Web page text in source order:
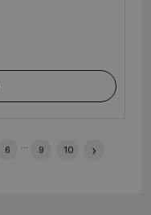
6 ... 9 10 ›